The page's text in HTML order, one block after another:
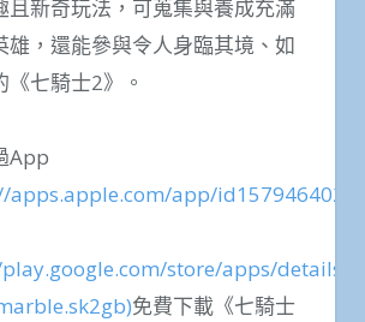
且新奇玩法，可蒐集與養成充滿
雄，還能參與令人身臨其境、如
七騎士2》。
App
apps.apple.com/app/id1579464028)
store/apps/details?
免費下載《七騎士